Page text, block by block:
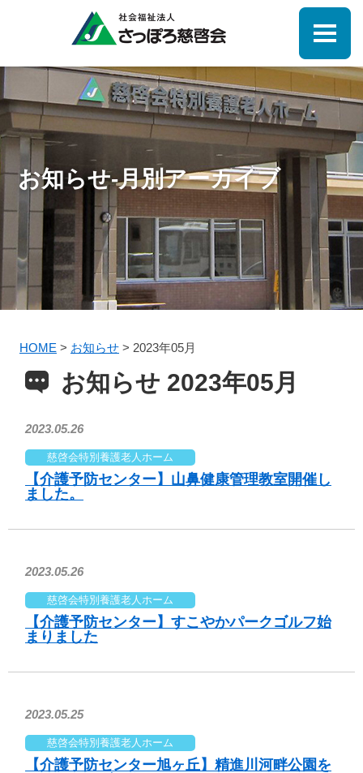
お知らせ-月別アーカイブ
HOME > お知らせ > 2023年05月
お知らせ 2023年05月
2023.05.26
慈啓会特別養護老人ホーム
【介護予防センター】山鼻健康管理教室開催し
ました。
2023.05.26
慈啓会特別養護老人ホーム
【介護予防センター】すこやかパークゴルフ始
まりました
2023.05.25
慈啓会特別養護老人ホーム
【介護予防センター旭ヶ丘】精進川河畔公園を